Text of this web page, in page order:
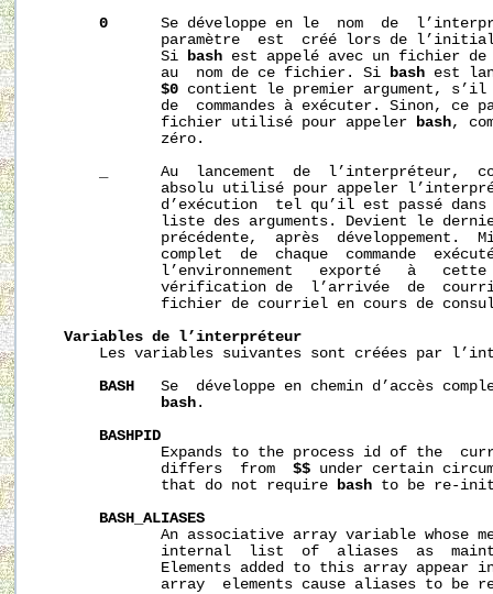
0
Se développe en le  nom  de
paramètre  est  créé lors de
              Si
bash est appelé avec un fichier de
              au  nom de ce fichier. Si
bash est
$0 contient le premier argument,
de  commandes à exécuter. Sinon, ce
              fichier utilisé pour appeler
bash,
              zéro.
Au  lancement  de  l’interpréteur,
absolu utilisé pour appeler
d’exécution  tel qu’il est passé
liste des arguments. Devient le
précédente,  après  développement.
complet  de  chaque  commande
l’environnement   exporté   à
vérification de  l’arrivée  de
fichier de courriel en cours de
Variables de l’interpréteur
Les variables suivantes sont créées par
BASH
Se  développe en chemin d’accès
bash .
BASHPID
Expands to the process id of the
              differs  from
$$ under certain
              that do not require
bash to be re-
BASH_ALIASES
An associative array variable whose
internal  list  of  aliases  as
Elements added to this array appear
array  elements cause aliases to be